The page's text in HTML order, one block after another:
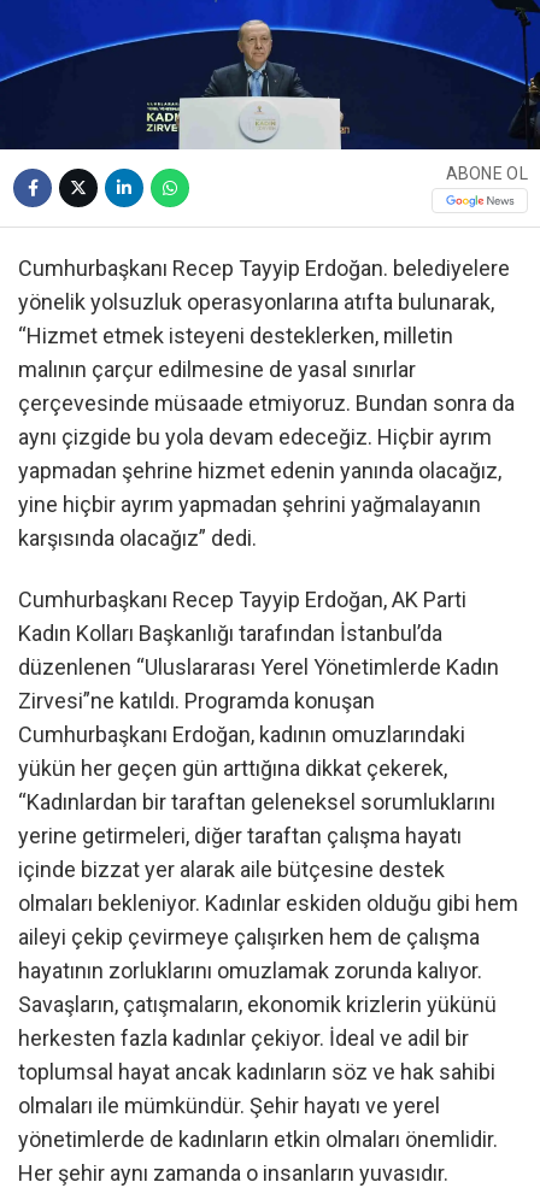
ABONE OL
Cumhurbaşkanı Recep Tayyip Erdoğan. belediyelere
yönelik yolsuzluk operasyonlarına atıfta bulunarak,
“Hizmet etmek isteyeni desteklerken, milletin
malının çarçur edilmesine de yasal sınırlar
çerçevesinde müsaade etmiyoruz. Bundan sonra da
aynı çizgide bu yola devam edeceğiz. Hiçbir ayrım
yapmadan şehrine hizmet edenin yanında olacağız,
yine hiçbir ayrım yapmadan şehrini yağmalayanın
karşısında olacağız” dedi.
Cumhurbaşkanı Recep Tayyip Erdoğan, AK Parti
Kadın Kolları Başkanlığı tarafından İstanbul’da
düzenlenen “Uluslararası Yerel Yönetimlerde Kadın
Zirvesi”ne katıldı. Programda konuşan
Cumhurbaşkanı Erdoğan, kadının omuzlarındaki
yükün her geçen gün arttığına dikkat çekerek,
“Kadınlardan bir taraftan geleneksel sorumluklarını
yerine getirmeleri, diğer taraftan çalışma hayatı
içinde bizzat yer alarak aile bütçesine destek
olmaları bekleniyor. Kadınlar eskiden olduğu gibi hem
aileyi çekip çevirmeye çalışırken hem de çalışma
hayatının zorluklarını omuzlamak zorunda kalıyor.
Savaşların, çatışmaların, ekonomik krizlerin yükünü
herkesten fazla kadınlar çekiyor. İdeal ve adil bir
toplumsal hayat ancak kadınların söz ve hak sahibi
olmaları ile mümkündür. Şehir hayatı ve yerel
yönetimlerde de kadınların etkin olmaları önemlidir.
Her şehir aynı zamanda o insanların yuvasıdır.